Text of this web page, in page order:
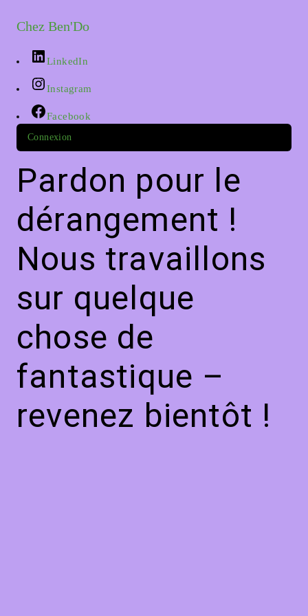
Chez Ben'Do
LinkedIn
Instagram
Facebook
Connexion
Pardon pour le
dérangement !
Nous travaillons
sur quelque
chose de
fantastique –
revenez bientôt !